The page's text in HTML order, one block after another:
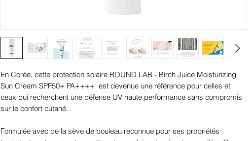
En Corée, cette protection solaire ROUND LAB - Birch Juice Moisturizing
Sun Cream SPF50+ PA++++ est devenue une référence pour celles et
ceux qui recherchent une défense UV haute performance sans compromis
sur le confort cutané.
Formulée avec de la sève de bouleau reconnue pour ses propriétés